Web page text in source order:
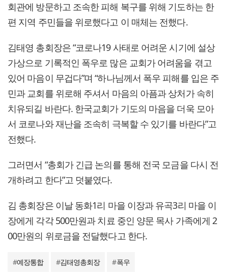
회관에 방문하고 조속한 피해 복구를 위해 기도하는 한
편 지역 주민들을 위로했다고 이 매체는 전했다.
김태영 총회장은 “코로나19 사태로 어려운 시기에 설상
가상으로 기록적인 폭우로 많은 교회가 어려움을 겪고
있어 마음이 무겁다”며 “하나님께서 폭우 피해를 입은 주
민과 교회를 위로해 주셔서 마음의 아픔과 상처가 속히
치유되길 바란다. 한국교회가 기도의 마음을 더욱 모아
서 코로나와 재난을 조속히 극복할 수 있기를 바란다”고
전했다.
그러면서 “총회가 긴급 논의를 통해 전국 모금을 다시 전
개하려고 한다”고 덧붙였다.
김 총회장은 이날 동화1리 마을 이장과 유곡3리 마을 이
장에게 각각 500만원과 치료 중인 양문 목사 가족에게 2
00만원의 위로금을 전달했다고 한다.
#예장통합 #김태영총회장 #폭우